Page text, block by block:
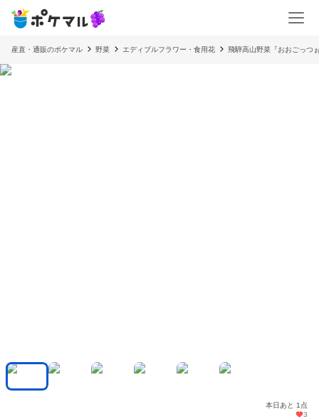
産直・通販のポケマル 野菜 エディブルフラワー・食用花 飛騨高山野菜『おおごっつ
本日あと 1点
3